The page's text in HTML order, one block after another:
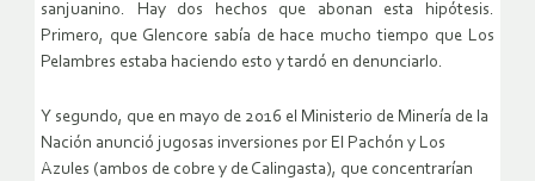
sanjuanino. Hay dos hechos que abonan esta hipótesis.
Primero, que Glencore sabía de hace mucho tiempo que Los
Pelambres estaba haciendo esto y tardó en denunciarlo.
Y segundo, que en mayo de 2016 el Ministerio de Minería de la
Nación anunció jugosas inversiones por El Pachón y Los
Azules (ambos de cobre y de Calingasta), que concentrarían